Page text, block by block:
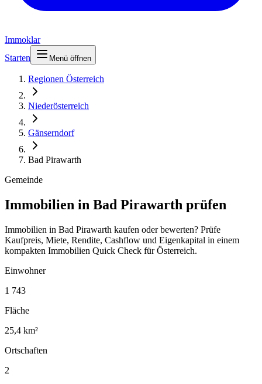
Immoklar
Starten
Menü öffnen
Regionen Österreich
Niederösterreich
Gänserndorf
Bad Pirawarth
Gemeinde
Immobilien in Bad Pirawarth prüfen
Immobilien in Bad Pirawarth kaufen oder bewerten? Prüfe
Kaufpreis, Miete, Rendite, Cashflow und Eigenkapital in einem
kompakten Immobilien Quick Check für Österreich.
Einwohner
1 743
Fläche
25,4 km²
Ortschaften
2